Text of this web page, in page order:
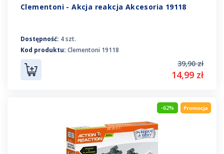
Clementoni - Akcja reakcja Akcesoria 19118
Dostępność: 4 szt.
Kod produktu: Clementoni 19118
39,90 zł
14,99 zł
-62%